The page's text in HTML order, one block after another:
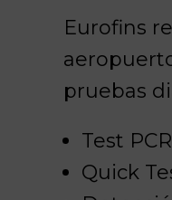
Eurofins
pruebas
Test
Quick